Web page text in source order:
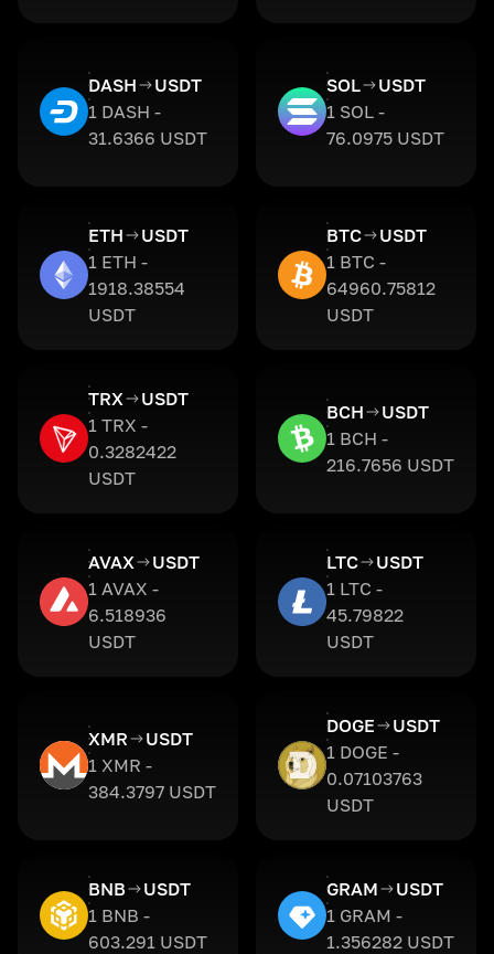
DASH
USDT
1 DASH -
31.6366 USDT
SOL
USDT
1 SOL -
76.0975 USDT
ETH
USDT
1 ETH -
1918.38554
USDT
BTC
USDT
1 BTC -
64960.75812
USDT
TRX
USDT
1 TRX -
0.3282422
USDT
BCH
USDT
1 BCH -
216.7656 USDT
AVAX
USDT
1 AVAX -
6.518936
USDT
LTC
USDT
1 LTC -
45.79822
USDT
XMR
USDT
1 XMR -
384.3797 USDT
DOGE
USDT
1 DOGE -
0.07103763
USDT
BNB
USDT
1 BNB -
603.291 USDT
GRAM
USDT
1 GRAM -
1.356282 USDT